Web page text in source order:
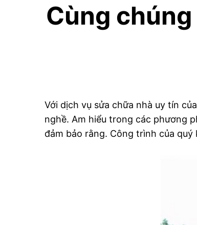
Cùng
Với dịch vụ sửa chữa nhà uy tín
nghề. Am hiểu trong các phương
đảm bảo rằng. Công trình của